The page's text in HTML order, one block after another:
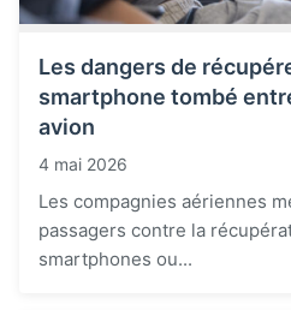
Les dangers de
smartphone tombé
avion
4 mai 2026
Les compagnies aériennes
passagers contre la
smartphones ou...